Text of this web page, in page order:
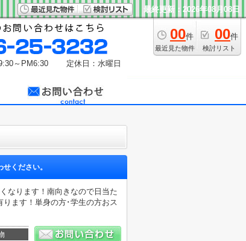
最終更新：2026年08月08日
00件
最近見た物件
00件
検討リスト
～PM6:30 定休日：水曜日
ください。
ります！南向きなので日当た
ます！単身の方･学生の方おス